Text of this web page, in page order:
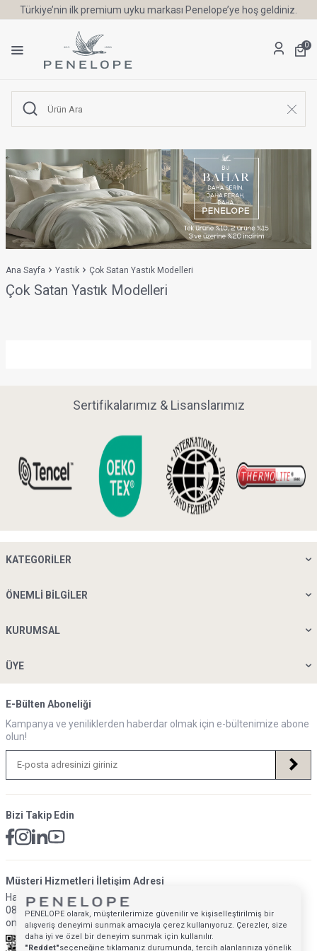
Türkiye’nin ilk premium uyku markası Penelope’ye hoş geldiniz.
0
Ana Sayfa Yastık Çok Satan Yastık Modelleri
Çok Satan Yastık Modelleri
Sertifikalarımız & Lisanslarımız
KATEGORILER
ÖNEMLI BILGILER
KURUMSAL
ÜYE
E-Bülten Aboneliği
Kampanya ve yeniliklerden haberdar olmak için e-bültenimize abone
olun!
Bizi Takip Edin
Müsteri Hizmetleri İletişim Adresi
Hafta İçi: 09:00 - 18:00
0850 640 1993
onlinedestek@penelopebedroom.com
PENELOPE olarak, müşterilerimize güvenilir ve kişiselleştirilmiş bir
alışveriş deneyimi sunmak amacıyla çerez kullanıyoruz. Çerezler, size
daha iyi ve özel bir deneyim sunmak için kullanılır.
"Reddet"seçeneğine tıklamanız durumunda, tercih alanlarınıza yönelik